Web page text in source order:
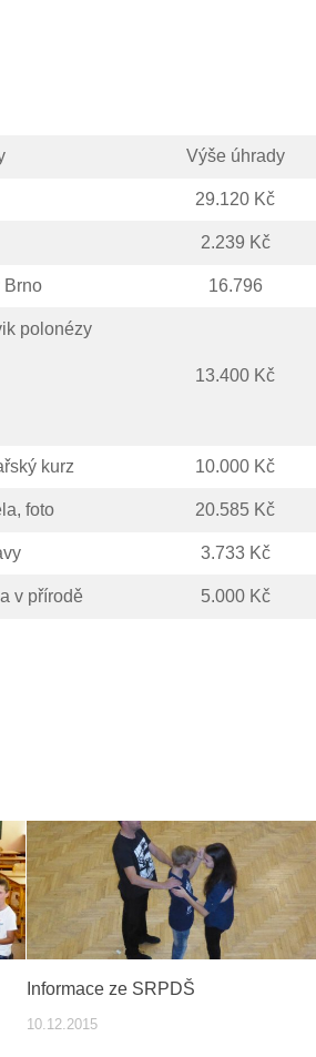
Výše úhrady
29.120 Kč
2.239 Kč
Brno 16.796
polonézy
13.400 Kč
kurz 10.000 Kč
foto 20.585 Kč
3.733 Kč
v přírodě 5.000 Kč
Informace ze SRPDŠ
10.12.2015